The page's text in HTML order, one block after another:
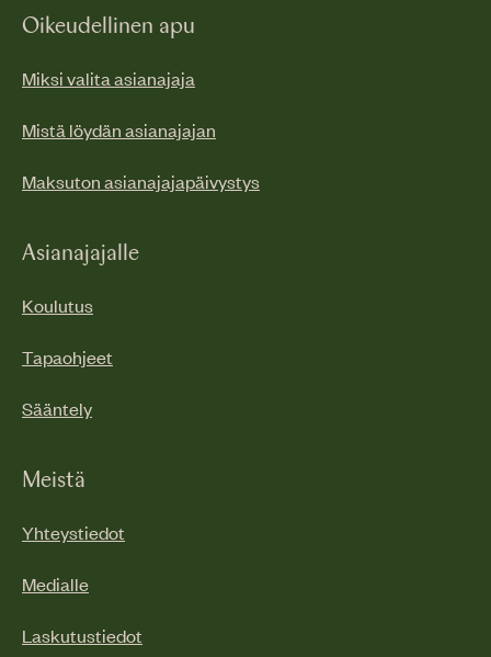
Oikeudellinen apu
Miksi valita asianajaja
Mistä löydän asianajajan
Maksuton asianajajapäivystys
Asianajajalle
Koulutus
Tapaohjeet
Sääntely
Meistä
Yhteystiedot
Medialle
Laskutustiedot